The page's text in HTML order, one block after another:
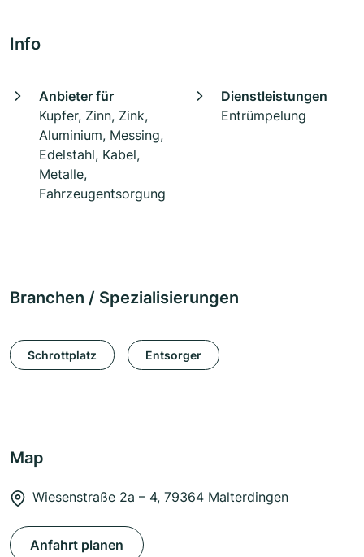
Info
Anbieter für
Kupfer, Zinn, Zink,
Aluminium, Messing,
Edelstahl, Kabel,
Metalle,
Fahrzeugentsorgung
Dienstleistungen
Entrümpelung
Branchen / Spezialisierungen
Schrottplatz Entsorger
Map
Wiesenstraße 2a – 4, 79364 Malterdingen
Anfahrt planen